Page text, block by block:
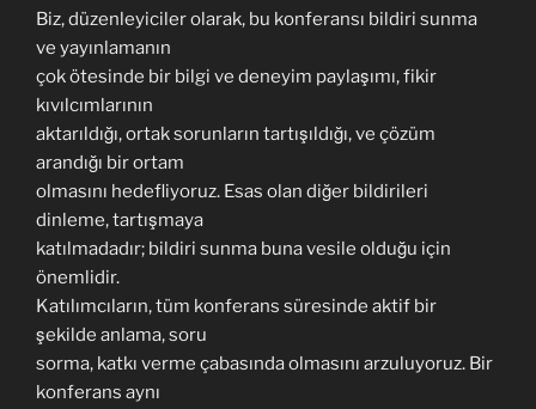
Biz, düzenleyiciler olarak, bu konferansı bildiri sunma
ve yayınlamanın
çok ötesinde bir bilgi ve deneyim paylaşımı, fikir
kıvılcımlarının
aktarıldığı, ortak sorunların tartışıldığı, ve çözüm
arandığı bir ortam
olmasını hedefliyoruz. Esas olan diğer bildirileri
dinleme, tartışmaya
katılmadadır; bildiri sunma buna vesile olduğu için
önemlidir.
Katılımcıların, tüm konferans süresinde aktif bir
şekilde anlama, soru
sorma, katkı verme çabasında olmasını arzuluyoruz. Bir
konferans aynı